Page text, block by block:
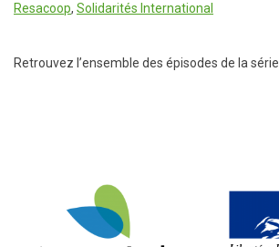
Resacoop, Solidarités International
Retrouvez l’ensemble des épisodes de la série